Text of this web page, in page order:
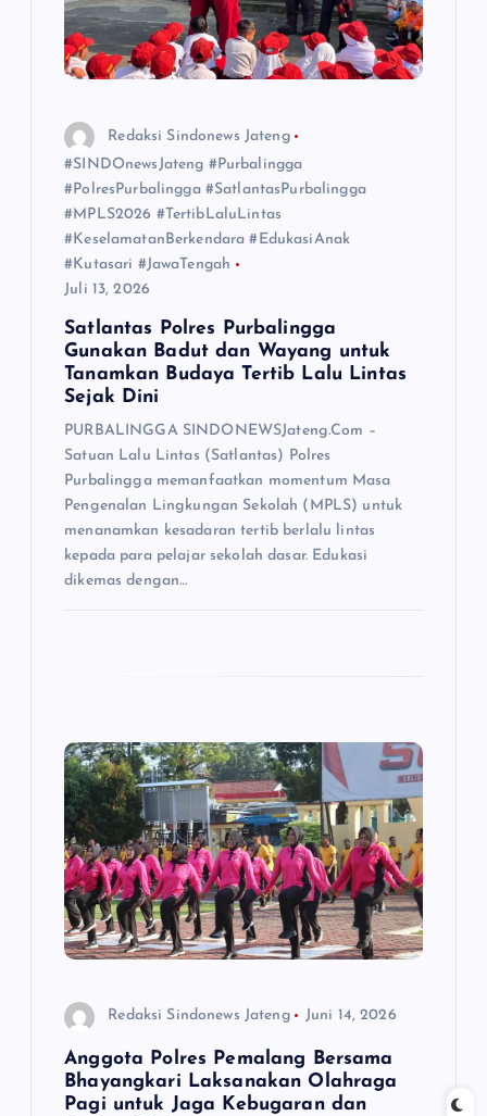
Redaksi Sindonews Jateng
#SINDOnewsJateng #Purbalingga
#PolresPurbalingga #SatlantasPurbalingga
#MPLS2026 #TertibLaluLintas
#KeselamatanBerkendara #EdukasiAnak
#Kutasari #JawaTengah
Juli 13, 2026
Satlantas Polres Purbalingga
Gunakan Badut dan Wayang untuk
Tanamkan Budaya Tertib Lalu Lintas
Sejak Dini
PURBALINGGA SINDONEWSJateng.Com –
Satuan Lalu Lintas (Satlantas) Polres
Purbalingga memanfaatkan momentum Masa
Pengenalan Lingkungan Sekolah (MPLS) untuk
menanamkan kesadaran tertib berlalu lintas
kepada para pelajar sekolah dasar. Edukasi
dikemas dengan…
Redaksi Sindonews Jateng Juni 14, 2026
Anggota Polres Pemalang Bersama
Bhayangkari Laksanakan Olahraga
Pagi untuk Jaga Kebugaran dan